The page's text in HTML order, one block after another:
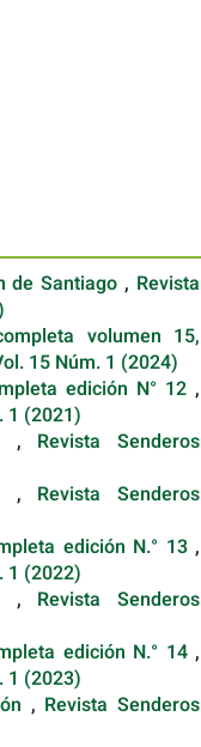
de Santiago , Revista
volumen 15,
15 Núm. 1 (2024)
edición N° 12 ,
1 (2021)
, Revista Senderos
, Revista Senderos
edición N.° 13 ,
1 (2022)
, Revista Senderos
edición N.° 14 ,
1 (2023)
, Revista Senderos